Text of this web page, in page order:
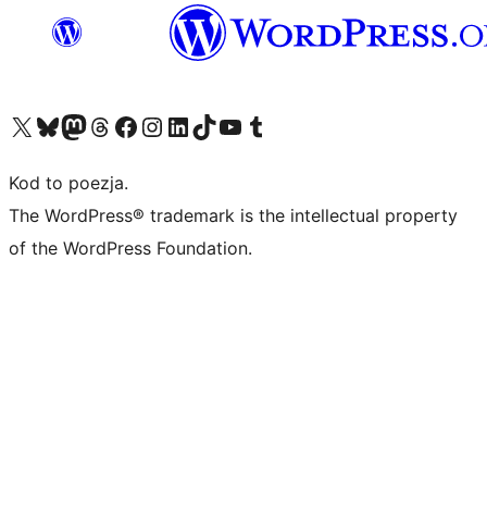
Odwiedź nasze konto X (dawniej Twitter)
Odwiedź nasze konto Bluesky
Odwiedź nasze konto na Mastodoncie
Odwiedź naszego Threadsa
Odwiedź naszego Facebooka
Odwiedź nasze konto na Instagramie
Odwiedź nasze konto na LinkedIn
Odwiedź naszego TikToka
Odwiedź nasz kanał YouTube
Odwiedź naszego Tumblra
Kod to poezja.
The WordPress® trademark is the intellectual property
of the WordPress Foundation.